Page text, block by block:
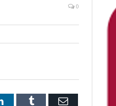
0
LinkedInTumblr Email